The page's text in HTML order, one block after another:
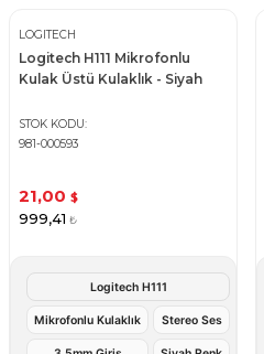
LOGITECH
Logitech H111 Mikrofonlu
Kulak Üstü Kulaklık - Siyah
STOK KODU
981-000593
21,00 $
999,41 ₺
Logitech H111
Mikrofonlu Kulaklık Stereo Ses